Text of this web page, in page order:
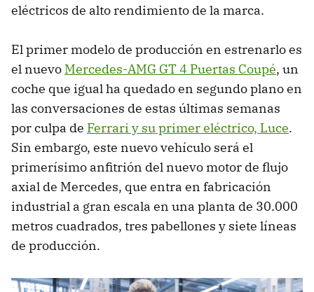
eléctricos de alto rendimiento de la marca.
El primer modelo de producción en estrenarlo es
el nuevo Mercedes-AMG GT 4 Puertas Coupé, un
coche que igual ha quedado en segundo plano en
las conversaciones de estas últimas semanas
por culpa de Ferrari y su primer eléctrico, Luce.
Sin embargo, este nuevo vehículo será el
primerísimo anfitrión del nuevo motor de flujo
axial de Mercedes, que entra en fabricación
industrial a gran escala en una planta de 30.000
metros cuadrados, tres pabellones y siete líneas
de producción.